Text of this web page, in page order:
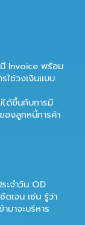
มี Invoice พร้อม
ใช้วงเงินแบบ
ด้ขึ้นกับการมี
งลูกหนี้การค้า
ะจำวัน OD
เจน เช่น รู้ว่า
มาจะบริหาร